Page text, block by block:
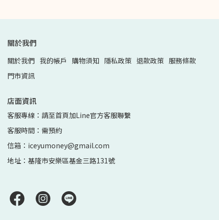
關於我們
關於我們 我的帳戶 購物須知 隱私政策 退款政策 服務條款
門市資訊
店面資訊
客服專線：請至首頁加Line官方客服聯繫
客服時間：需預約
信箱：iceyumoney@gmail.com
地址：基隆市安樂區基金三路131號